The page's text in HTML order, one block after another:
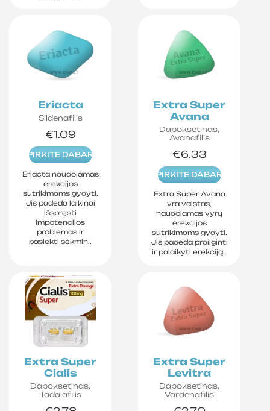
Eriacta
Sildenafilis
€1.09
PIRKITE DABAR
Eriacta naudojamas
erekcijos
sutrikimams gydyti.
Jis padeda laikinai
išspręsti
impotencijos
problemas ir
pasiekti sėkmin..
Extra Super
Avana
Dapoksetinas,
Avanafilis
€6.33
PIRKITE DABAR
Extra Super Avana
yra vaistas,
naudojamas vyrų
erekcijos
sutrikimams gydyti.
Jis padeda prailginti
ir palaikyti erekciją..
Extra Super
Cialis
Dapoksetinas,
Tadalafilis
Extra Super
Levitra
Dapoksetinas,
Vardenafilis